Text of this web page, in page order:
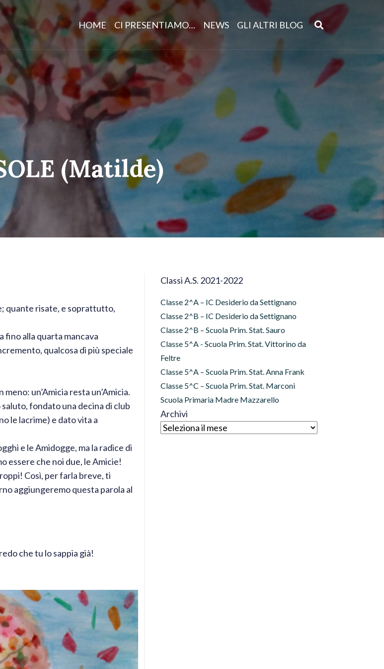
HOME CI PRESENTIAMO… NEWS GLI ALTRI BLOG
(Matilde)
quante risate, e soprattutto,
fino alla quarta mancava
qualcosa di più speciale
un’Amicia resta un’Amicia.
fondato una decina di club
le lacrime) e dato vita a
e le Amidogge, ma la radice di
essere che noi due, le Amicie!
Così, per farla breve, ti
aggiungeremo questa parola al
che tu lo sappia già!
Classi A.S. 2021-2022
Classe 2^A – IC Desiderio da Settignano
Classe 2^B – IC Desiderio da Settignano
Classe 2^B – Scuola Prim. Stat. Sauro
Classe 5^A - Scuola Prim. Stat. Vittorino da
Feltre
Classe 5^A – Scuola Prim. Stat. Anna Frank
Classe 5^C – Scuola Prim. Stat. Marconi
Scuola Primaria Madre Mazzarello
Archivi